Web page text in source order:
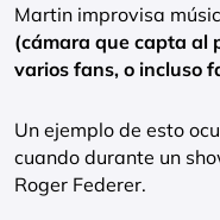
Martin improvisa
(cámara que capta al
varios fans, o incluso
Un ejemplo de esto
cuando durante un
Roger Federer.